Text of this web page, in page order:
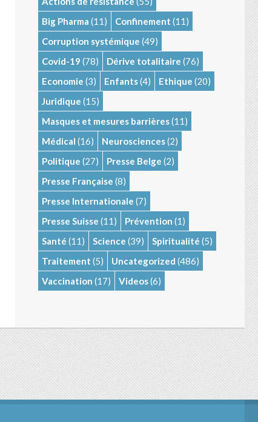
Big Pharma (11) Confinement (11)
Corruption systémique (49)
Covid-19 (78) Dérive totalitaire (76)
Economie (3) Enfants(4) Ethique (20)
Juridique (15)
Masques et mesures barrières(11)
Médical (16) Neurosciences(2)
Politique (27) Presse Belge (2)
Presse Française (8)
Presse Internationale (7)
Presse Suisse (11) Prévention (1)
Santé (11) Science (39) Spiritualité (5)
Traitement (5) Uncategorized (486)
Vaccination (17) Videos(6)